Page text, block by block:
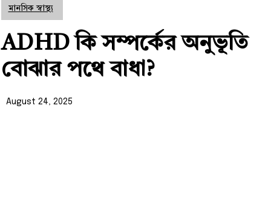
মানসিক স্বাস্থ্য
ADHD কি সম্পর্কের অনুভূতি
বোঝার পথে বাধা?
August 24, 2025